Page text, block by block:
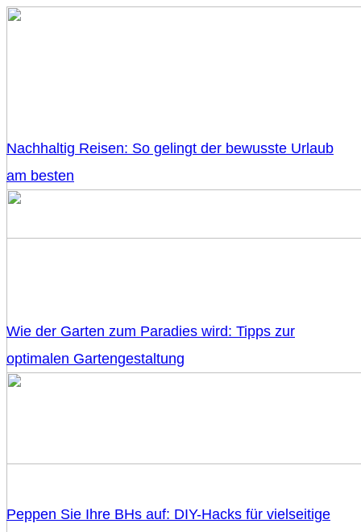
Nachhaltig Reisen: So gelingt der bewusste Urlaub
am besten
Wie der Garten zum Paradies wird: Tipps zur
optimalen Gartengestaltung
Peppen Sie Ihre BHs auf: DIY-Hacks für vielseitige